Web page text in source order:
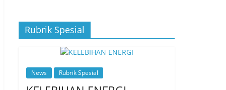
Rubrik Spesial
News Rubrik Spesial